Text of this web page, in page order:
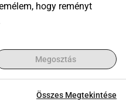
hogy reményt
Megosztás
Összes Megtekintése